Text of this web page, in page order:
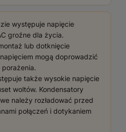
występuje napięcie
groźne dla życia.
lub dotknięcie
mogą doprowadzić
także wysokie napięcie
woltów. Kondensatory
należy rozładować przed
połączeń i dotykaniem